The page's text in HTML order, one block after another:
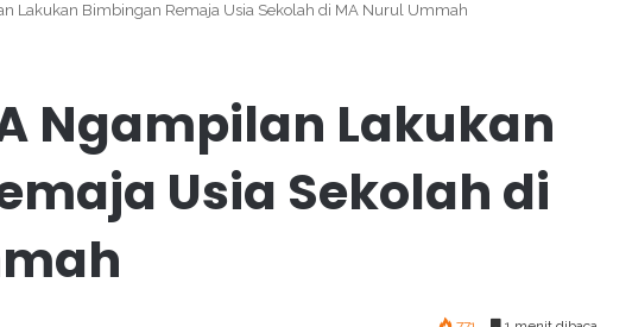
Lakukan Bimbingan Remaja Usia Sekolah di MA Nurul Ummah
Ngampilan Lakukan
Usia Sekolah di